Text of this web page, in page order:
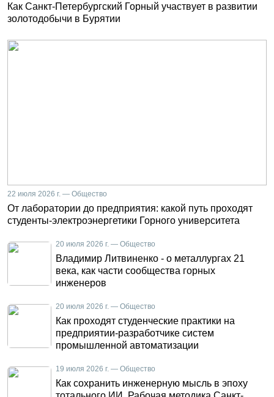
Как Санкт-Петербургский Горный участвует в развитии
золотодобычи в Бурятии
22 июля 2026 г. — Общество
От лаборатории до предприятия: какой путь проходят
студенты-электроэнергетики Горного университета
20 июля 2026 г. — Общество
Владимир Литвиненко - о металлургах 21
века, как части сообщества горных
инженеров
20 июля 2026 г. — Общество
Как проходят студенческие практики на
предприятии-разработчике систем
промышленной автоматизации
19 июля 2026 г. — Общество
Как сохранить инженерную мысль в эпоху